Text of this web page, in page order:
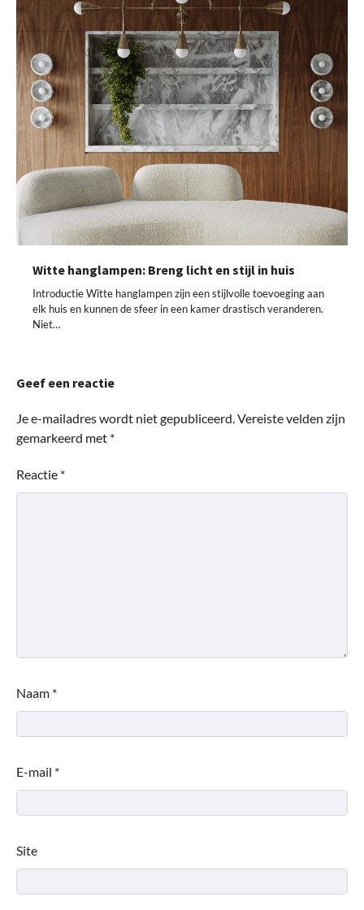
Witte hanglampen: Breng licht en stijl in huis
Introductie Witte hanglampen zijn een stijlvolle toevoeging aan
elk huis en kunnen de sfeer in een kamer drastisch veranderen.
Niet…
Geef een reactie
Je e-mailadres wordt niet gepubliceerd.Vereiste velden zijn
gemarkeerd met *
Reactie *
Naam *
E-mail *
Site